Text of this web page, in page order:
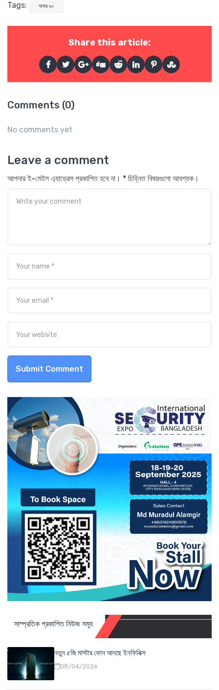
Tags: অনার ৯০
Share this article:
Comments (0)
No comments yet
Leave a comment
আপনার ই-মেইল এ্যাড্রেস প্রকাশিত হবে না। * চিহ্নিত বিষয়গুলো আবশ্যক।
Submit Comment
সাম্প্রতিক প্রকাশিত নিউজ সমূহ
নতুন ৫জি মাস্টার ফোন আনছে ইনফিনিক্স
08/04/2026